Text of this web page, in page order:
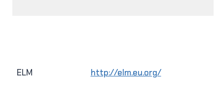
ELM http://elm.eu.org/